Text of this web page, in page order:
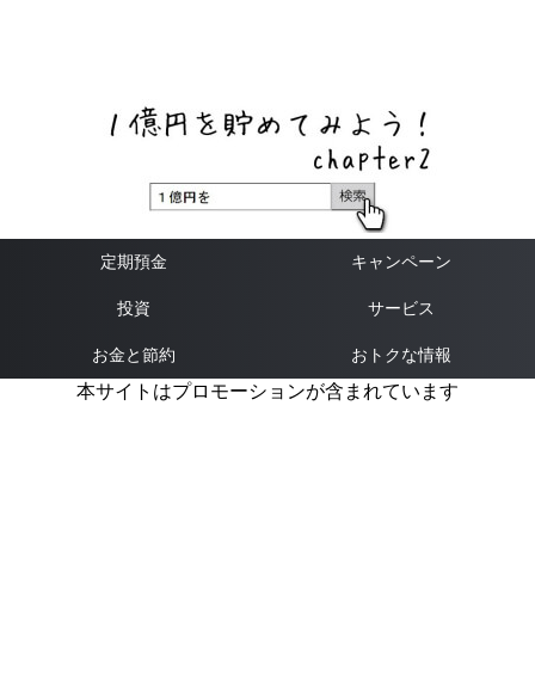
定期預金 キャンペーン
投資 サービス
お金と節約 おトクな情報
本サイトはプロモーションが含まれています